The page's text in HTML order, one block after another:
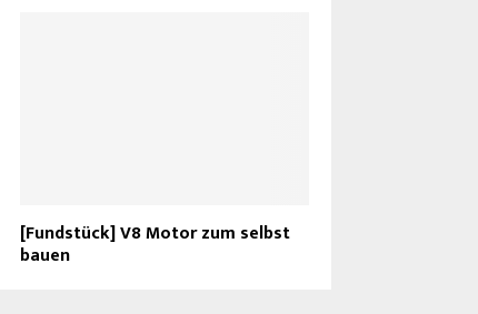
[Fundstück] V8 Motor zum selbst
bauen